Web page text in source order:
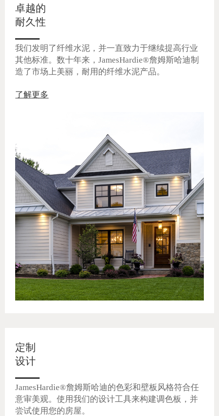
卓越的
耐久性
我们发明了纤维水泥，并一直致力于继续提高行业
其他标准。数十年来，JamesHardie®詹姆斯哈迪制
造了市场上美丽，耐用的纤维水泥产品。
了解更多
定制
设计
JamesHardie®詹姆斯哈迪的色彩和壁板风格符合任
意审美观。使用我们的设计工具来构建调色板，并
尝试使用您的房屋。